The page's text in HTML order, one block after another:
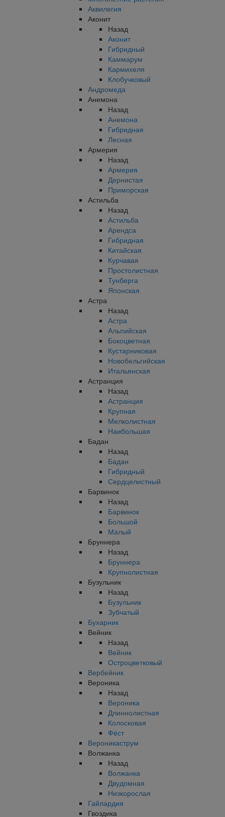
Аквилегия
Аконит
Назад
Аконит
Гибридный
Каммарум
Кармихеля
Клобучковый
Андромеда
Анемона
Назад
Анемона
Гибридная
Лесная
Армерия
Назад
Армерия
Дернистая
Приморская
Астильба
Назад
Астильба
Арендса
Гибридная
Китайская
Курчавая
Простолистная
Тунберга
Японская
Астра
Назад
Астра
Альпийская
Бокоцветная
Кустарниковая
Новобельгийская
Итальянская
Астранция
Назад
Астранция
Крупная
Мелколистная
Наибольшая
Бадан
Назад
Бадан
Гибридный
Сердцелистный
Барвинок
Назад
Барвинок
Большой
Малый
Бруннера
Назад
Бруннера
Крупнолистная
Бузульник
Назад
Бузульник
Зубчатый
Бухарник
Вейник
Назад
Вейник
Остроцветковый
Вербейник
Вероника
Назад
Вероника
Длиннолистная
Колосковая
Фёст
Вероникаструм
Волжанка
Назад
Волжанка
Двудомная
Низкорослая
Гайлардия
Гвоздика